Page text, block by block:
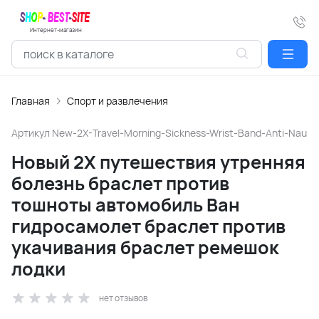
Интернет-магазин
Главная Спорт и развлечения
Артикул New-2X-Travel-Morning-Sickness-Wrist-Band-Anti-Nau
Новый 2X путешествия утренняя
болезнь браслет против
тошноты автомобиль Ван
гидросамолет браслет против
укачивания браслет ремешок
лодки
нет отзывов